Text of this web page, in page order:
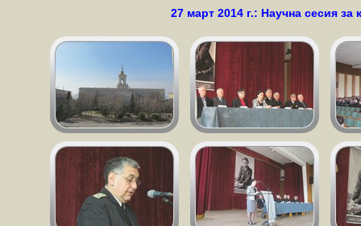
27 март 2014 г.: Научна сесия